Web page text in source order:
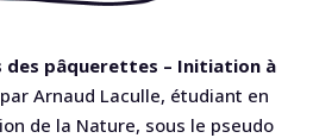
des pâquerettes – Initiation à
Arnaud Laculle, étudiant en
de la Nature, sous le pseudo